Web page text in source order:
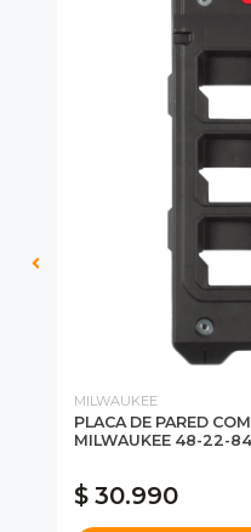
MILWAUKEE
PLACA DE PARED
MILWAUKEE 48-22-
$ 30.990